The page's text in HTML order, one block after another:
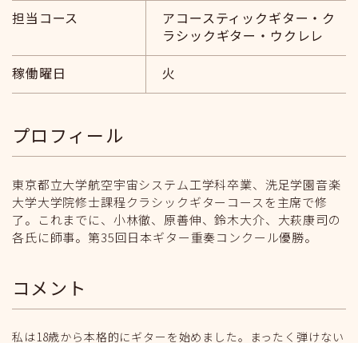
担当コース
アコースティックギター・ク
ラシックギター・ウクレレ
稼働曜日
火
プロフィール
東京都立大学航空宇宙システム工学科卒業、洗足学園音楽
大学大学院修士課程クラシックギターコースを主席で修
了。これまでに、小林徹、原善伸、鈴木大介、大萩康司の
各氏に師事。第35回日本ギター重奏コンクール優勝。
コメント
私は18歳から本格的にギターを始めました。まったく弾けない